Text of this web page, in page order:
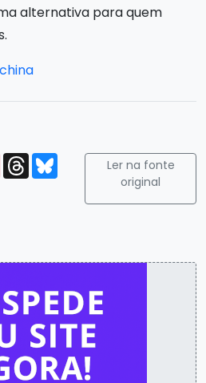
alternativa para quem
Pinterest
ThreadsBlueskyLer na fonte
original